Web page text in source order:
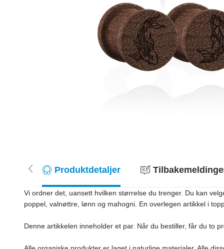
Produktdetaljer
Vi ordner det, uansett hvilken størrelse du trenger. Du kan
poppel, valnøttre, lønn og mahogni. En overlegen artikkel i
Denne artikkelen inneholder et par. Når du bestiller, får du to